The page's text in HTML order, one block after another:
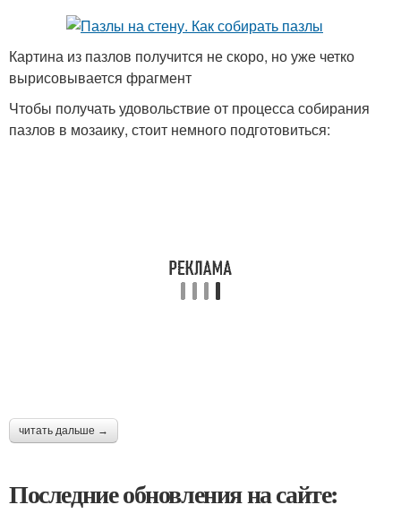
Картина из пазлов получится не скоро, но уже четко
вырисовывается фрагмент
Чтобы получать удовольствие от процесса собирания
пазлов в мозаику, стоит немного подготовиться:
читать дальше →
Последние обновления на сайте: